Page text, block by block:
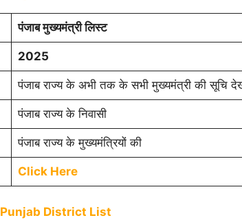
पंजाब मुख्यमंत्री लिस्ट
2025
पंजाब राज्य के अभी तक के सभी मुख्यमंत्री की सूचि
पंजाब राज्य के निवासी
पंजाब राज्य के मुख्यमंत्रियों की
Click Here
Punjab District List